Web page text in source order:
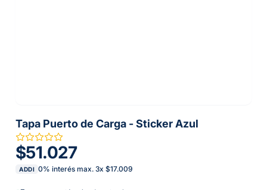
Tapa Puerto de Carga - Sticker Azul
$51.027
ADDI 0% interés max. 3x $17.009